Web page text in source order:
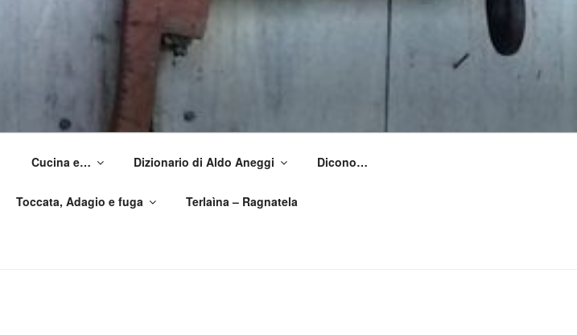
Cucina e… Dizionario di Aldo Aneggi Dicono…
Toccata, Adagio e fuga Terlaìna – Ragnatela